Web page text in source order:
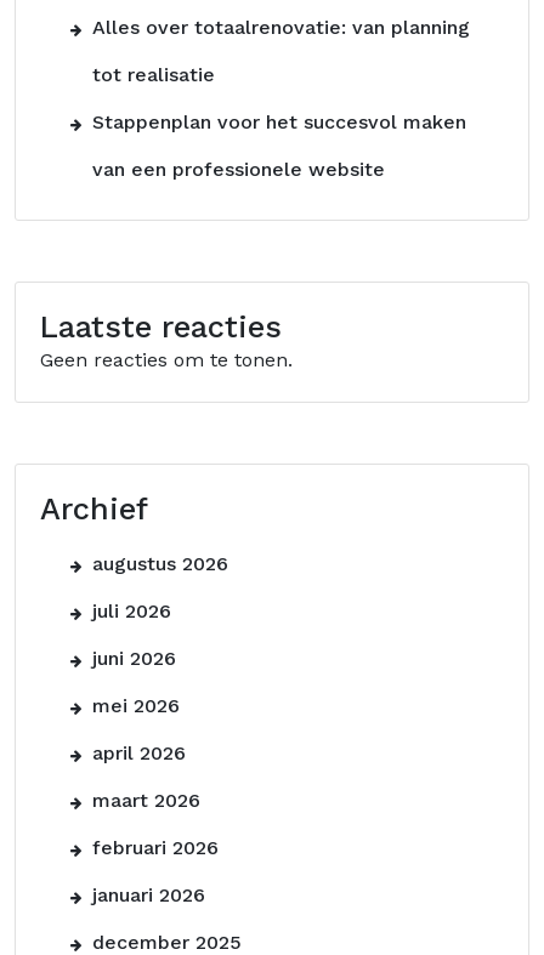
Alles over totaalrenovatie: van planning
tot realisatie
Stappenplan voor het succesvol maken
van een professionele website
Laatste reacties
Geen reacties om te tonen.
Archief
augustus 2026
juli 2026
juni 2026
mei 2026
april 2026
maart 2026
februari 2026
januari 2026
december 2025